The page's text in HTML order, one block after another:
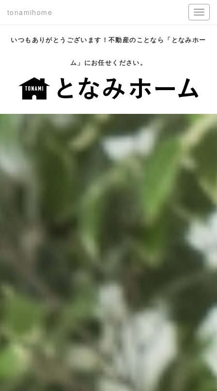
tonamihome
いつもありがとうございます！不動産のことなら「となみホー
ム」にお任せください。